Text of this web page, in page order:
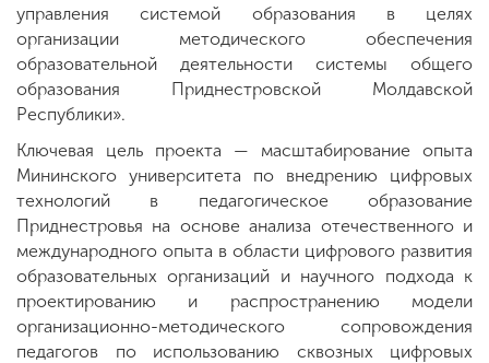
управления системой образования в целях
организации методического обеспечения
образовательной деятельности системы общего
образования Приднестровской Молдавской
Республики».
Ключевая цель проекта — масштабирование опыта
Мининского университета по внедрению цифровых
технологий в педагогическое образование
Приднестровья на основе анализа отечественного и
международного опыта в области цифрового развития
образовательных организаций и научного подхода к
проектированию и распространению модели
организационно-методического сопровождения
педагогов по использованию сквозных цифровых